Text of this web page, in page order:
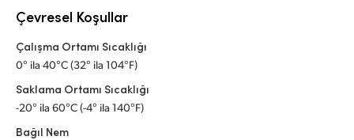
Çevresel Koşullar
Çalışma Ortamı Sıcaklığı
0° ila 40°C (32° ila 104°F)
Saklama Ortamı Sıcaklığı
-20° ila 60°C (-4° ila 140°F)
Bağıl Nem